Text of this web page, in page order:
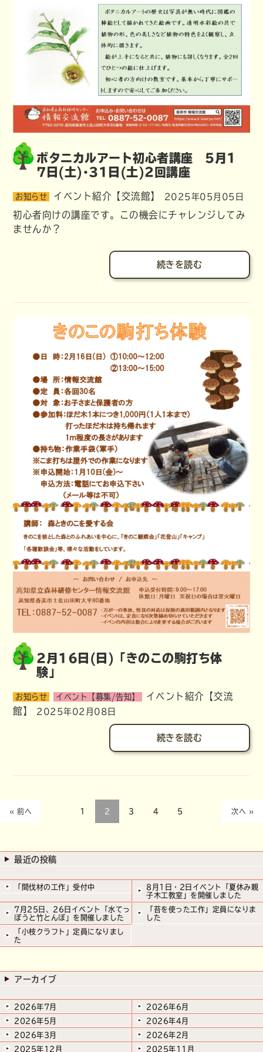
ボタニカルアート初心者講座 5月1
7日(土)･31日(土)2回講座
お知らせ イベント紹介【交流館】 2025年05月05日
初心者向けの講座です。この機会にチャレンジしてみ
ませんか？
続きを読む
2月16日(日)「きのこの駒打ち体
験」
お知らせ イベント【募集/告知】
イベント紹介【交流
館】
2025年02月08日
続きを読む
« 前へ 1 2 3 4 5 次へ »
最近の投稿
「間伐材の工作」受付中
8月1日・2日イベント「夏休み親
子木工教室」を開催しました
7月25日、26日イベント「水てっ
ぽうと竹とんぼ」を開催しました
「苔を使った工作」定員になりま
した
「小枝クラフト」定員になりまし
た
アーカイブ
2026年7月
2026年6月
2026年5月
2026年4月
2026年3月
2026年2月
2025年12月
2025年11月